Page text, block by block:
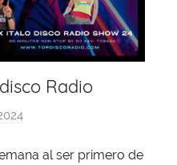
Radio
r
al ser primero de